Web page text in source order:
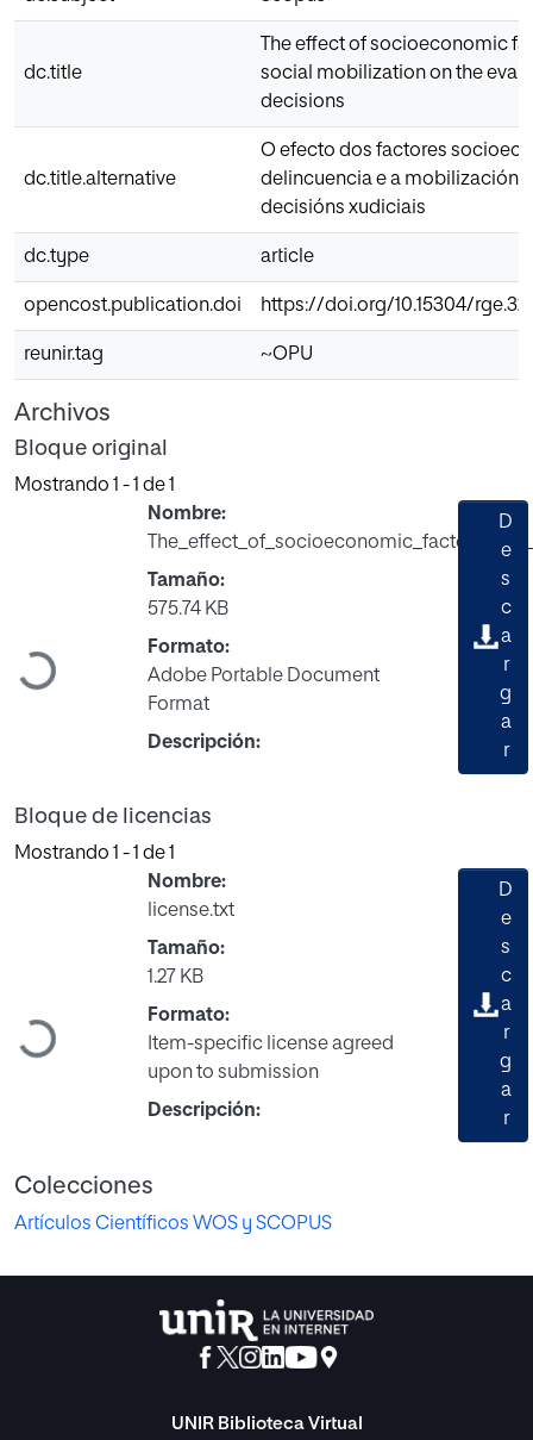
dc.title
The effect of socioeconomic
social mobilization on the
decisions
dc.title.alternative
O efecto dos factores
delincuencia e a mobilización
decisións xudiciais
dc.type article
opencost.publication.doi https://doi.org/10.15304/
reunir.tag ~OPU
Archivos
Bloque original
Mostrando 1 - 1 de 1
Cargando...
Nombre:
Tamaño:
575.74 KB
Formato:
Adobe Portable Document
Format
Descripción:
D
e
s
c
a
r
g
a
r
Bloque de licencias
Mostrando 1 - 1 de 1
Cargando...
Nombre:
license.txt
Tamaño:
1.27 KB
Formato:
Item-specific license agreed
upon to submission
Descripción:
D
e
s
c
a
r
g
a
r
Colecciones
Artículos Científicos WOS y SCOPUS
UNIR Biblioteca Virtual